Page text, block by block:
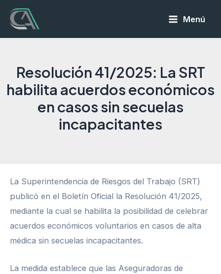
contenido
Menú
Resolución 41/2025: La SRT
habilita acuerdos económicos
en casos sin secuelas
incapacitantes
La Superintendencia de Riesgos del Trabajo (SRT)
publicó en el Boletín Oficial la Resolución 41/2025,
mediante la cual se habilita la posibilidad de celebrar
acuerdos económicos voluntarios en casos de alta
médica sin secuelas incapacitantes.
La medida establece que las Aseguradoras de